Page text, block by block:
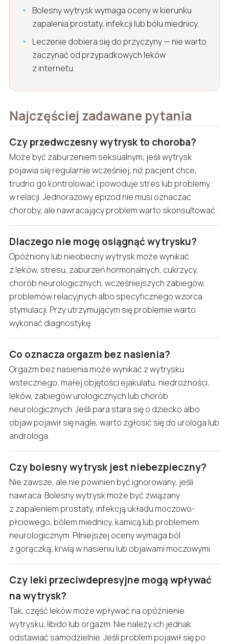
Bolesny wytrysk wymaga oceny w kierunku
zapalenia prostaty, infekcji lub bólu miednicy.
Leczenie dobiera się do przyczyny — nie warto
zaczynać od przypadkowych leków
z internetu.
Najczęściej zadawane pytania
Czy przedwczesny wytrysk to choroba?
Może być zaburzeniem seksualnym, jeśli wytrysk
pojawia się regularnie wcześniej, niż pacjent chce,
trudno go kontrolować i powoduje stres lub problemy
w relacji. Jednorazowy epizod nie musi oznaczać
choroby, ale nawracający problem warto skonsultować.
Dlaczego nie mogę osiągnąć wytrysku?
Opóźniony lub nieobecny wytrysk może wynikać
z leków, stresu, zaburzeń hormonalnych, cukrzycy,
chorób neurologicznych, wcześniejszych zabiegów,
problemów relacyjnych albo specyficznego wzorca
stymulacji. Przy utrzymującym się problemie warto
wykonać diagnostykę.
Co oznacza orgazm bez nasienia?
Orgazm bez nasienia może wynikać z wytrysku
wstecznego, małej objętości ejakulatu, niedrożności,
leków, zabiegów urologicznych lub chorób
neurologicznych. Jeśli para stara się o dziecko albo
objaw pojawił się nagle, warto zgłosić się do urologa lub
androloga.
Czy bolesny wytrysk jest niebezpieczny?
Nie zawsze, ale nie powinien być ignorowany, jeśli
nawraca. Bolesny wytrysk może być związany
z zapaleniem prostaty, infekcją układu moczowo-
płciowego, bólem miednicy, kamicą lub problemem
neurologicznym. Pilniejszej oceny wymaga ból
z gorączką, krwią w nasieniu lub objawami moczowymi.
Czy leki przeciwdepresyjne mogą wpływać
na wytrysk?
Tak, część leków może wpływać na opóźnienie
wytrysku, libido lub orgazm. Nie należy ich jednak
odstawiać samodzielnie. Jeśli problem pojawił się po